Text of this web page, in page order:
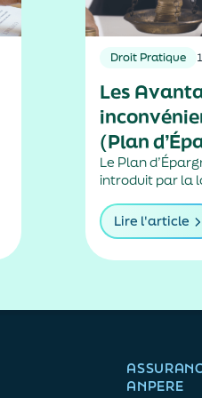
Droit Pratique
Les
(Plan
Retraite)
Français
Le Plan
introduit par la
destiné à
décline en trois
Lire l'article
ANPERE